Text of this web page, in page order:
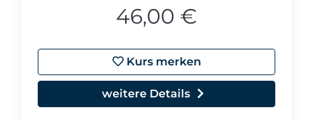
46,00 €
Kurs merken
weitere Details